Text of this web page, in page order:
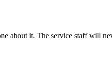
about it. The service staff will